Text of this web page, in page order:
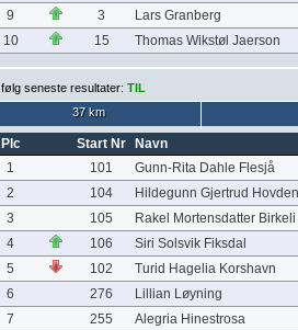
9
3
Lars Granberg
10
15 Thomas Wikstøl Jaerson
følg seneste resultater: TIL
37 km
Plc Start Nr
Navn
1
101
Gunn-Rita Dahle Flesjå
2
104
Hildegunn Gjertrud
3
105
Rakel Mortensdatter Birkeli
4
106
Siri Solsvik Fiksdal
5
102
Turid Hagelia Korshavn
6
276
Lillian Løyning
7
255
Alegria Hinestrosa